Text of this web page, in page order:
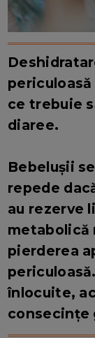
ce trebuie
diaree.
Bebelușii
repede
au rezerve
metabolică
pierderea
înlocuite,
consecințe